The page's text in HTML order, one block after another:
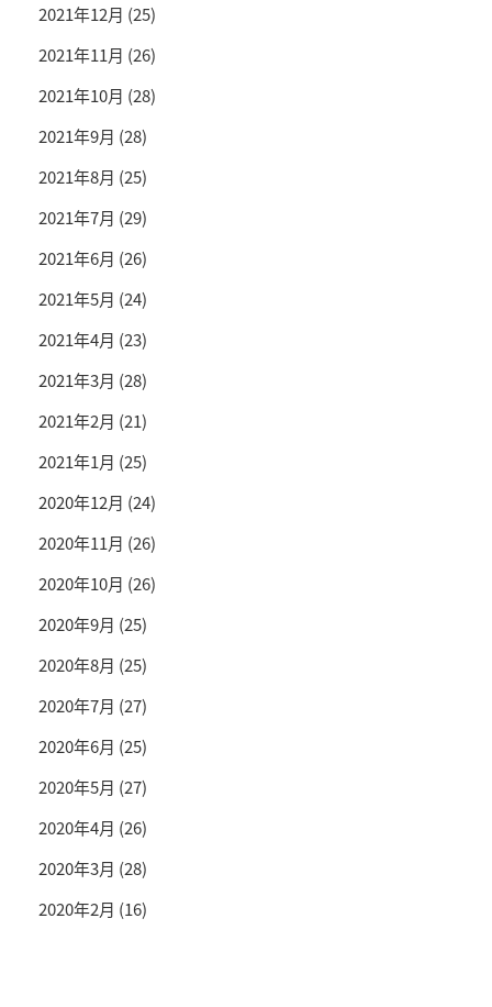
2021年12月 (25)
2021年11月 (26)
2021年10月 (28)
2021年9月 (28)
2021年8月 (25)
2021年7月 (29)
2021年6月 (26)
2021年5月 (24)
2021年4月 (23)
2021年3月 (28)
2021年2月 (21)
2021年1月 (25)
2020年12月 (24)
2020年11月 (26)
2020年10月 (26)
2020年9月 (25)
2020年8月 (25)
2020年7月 (27)
2020年6月 (25)
2020年5月 (27)
2020年4月 (26)
2020年3月 (28)
2020年2月 (16)